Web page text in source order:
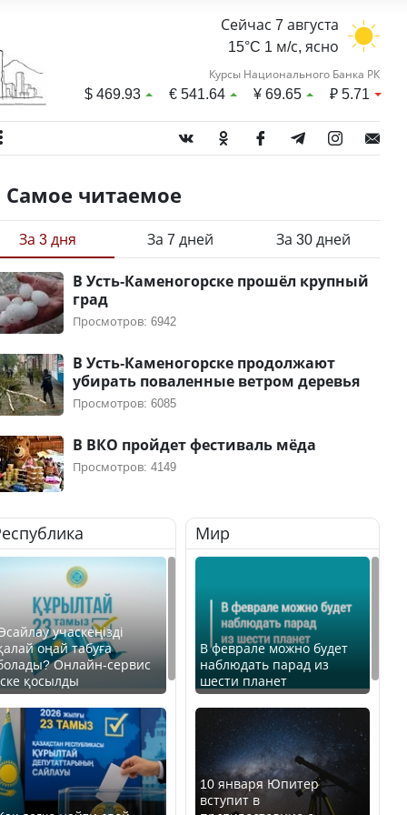
Сейчас 7 августа
15°C 1 м/с, ясно
Курсы Национального Банка РК
$469.93 €541.64 ¥69.65 ₽5.71
Самое читаемое
За 3 дня За 7 дней За 30 дней
В Усть-Каменогорске прошёл крупный
град
Просмотров: 6942
В Усть-Каменогорске продолжают
убирать поваленные ветром деревья
Просмотров: 6085
В ВКО пройдет фестиваль мёда
Просмотров: 4149
учаскеңізді
оңай табуға
Онлайн-сервис
қосылды
Мир
В феврале можно будет
наблюдать парад из
шести планет
10 января Юпитер
вступит в